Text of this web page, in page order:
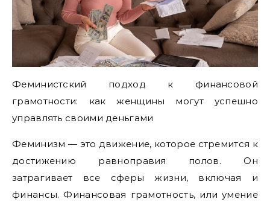
Феминистский подход к финансовой
грамотности: как женщины могут успешно
управлять своими деньгами
Феминизм — это движение, которое стремится к
достижению равноправия полов. Он
затрагивает все сферы жизни, включая и
финансы. Финансовая грамотность, или умение